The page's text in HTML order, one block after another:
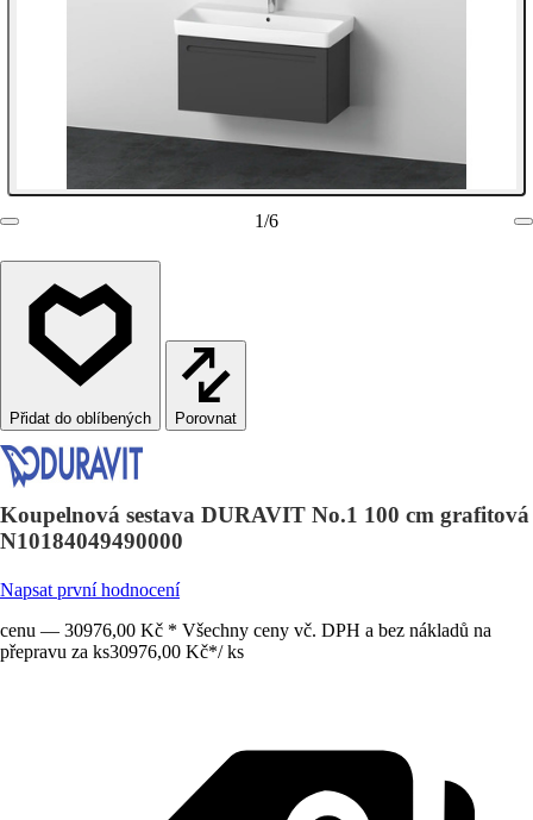
1/6
Porovnat
Koupelnová sestava DURAVIT No.1 100 cm grafitová
N10184049490000
Napsat první hodnocení
cenu — 30976,00 Kč * Všechny ceny vč. DPH a bez nákladů na
přepravu za ks30976,00 Kč*/ ks